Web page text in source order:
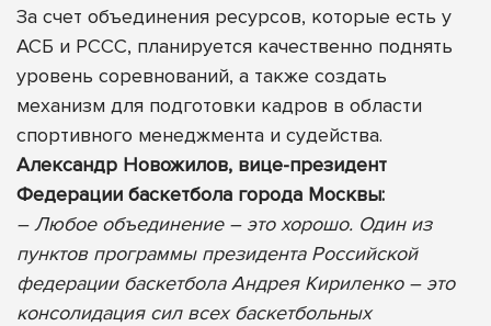
За счет объединения ресурсов, которые есть у
АСБ и РССС, планируется качественно поднять
уровень соревнований, а также создать
механизм для подготовки кадров в области
спортивного менеджмента и судейства.
Александр Новожилов, вице-президент
Федерации баскетбола города Москвы:
– Любое объединение – это хорошо. Один из
пунктов программы президента Российской
федерации баскетбола Андрея Кириленко – это
консолидация сил всех баскетбольных